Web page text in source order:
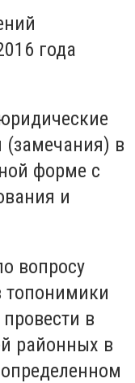
года
в
форме с
и
вопросу
топонимики
в
районных в